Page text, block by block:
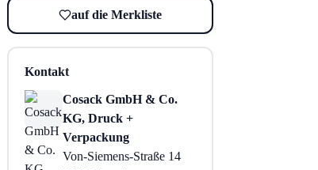
auf die Merkliste
Kontakt
Cosack GmbH & Co.
KG, Druck +
Verpackung
Von-Siemens-Straße 14